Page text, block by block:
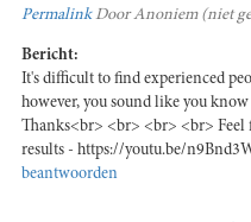
PermalinkDoorAnoniem (niet
Bericht:
It's difficult to find experienced
however, you sound like you
Thanks<br> <br> <br> <br> Feel
results - https://youtu.be/
beantwoorden